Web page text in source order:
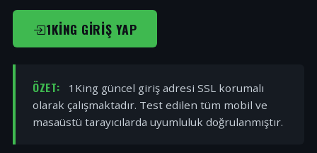
1KING GIRIŞ YAP
ÖZET:
1King güncel giriş adresi SSL korumalı
olarak çalışmaktadır. Test edilen tüm mobil ve
masaüstü tarayıcılarda uyumluluk doğrulanmıştır.